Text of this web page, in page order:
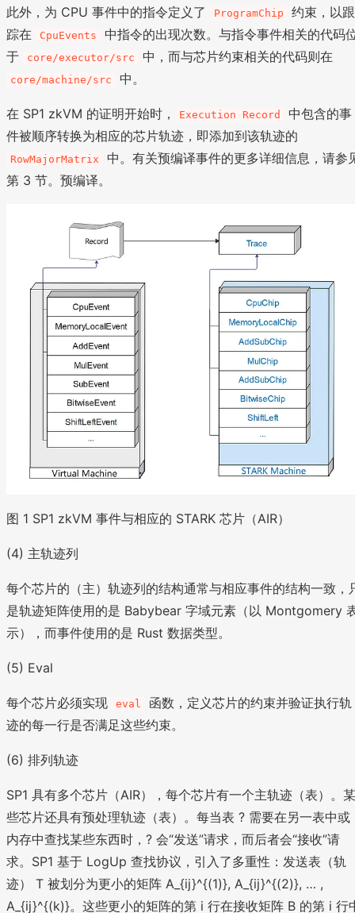
此外，为 CPU 事件中的指令定义了
ProgramChip
约束，以跟
踪在
CpuEvents
中指令的出现次数。与指令事件相关的代码
于
core/executor/src 中，而与芯片约束相关的代码则在
core/machine/src 中。
在 SP1 zkVM 的证明开始时， Execution Record
中包含的事
件被顺序转换为相应的芯片轨迹，即添加到该轨迹的
RowMajorMatrix
中。有关预编译事件的更多详细信息，请参
第 3 节。预编译。
图 1 SP1 zkVM 事件与相应的 STARK 芯片（AIR）
(4) 主轨迹列
每个芯片的（主）轨迹列的结构通常与相应事件的结构一致，
是轨迹矩阵使用的是 Babybear 字域元素（以 Montgomery
示），而事件使用的是 Rust 数据类型。
(5) Eval
每个芯片必须实现 eval
函数，定义芯片的约束并验证执行轨
迹的每一行是否满足这些约束。
(6) 排列轨迹
SP1 具有多个芯片（AIR），每个芯片有一个主轨迹（表）。某
些芯片还具有预处理轨迹（表）。每当表 ? 需要在另一表中或
内存中查找某些东西时，? 会“发送”请求，而后者会“接收”请
求。SP1 基于 LogUp 查找协议，引入了多重性：发送表（轨
迹） T 被划分为更小的矩阵 A_{ij}^{(1)}, A_{ij}^{(2)}, … ,
A_{ij}^{(k)}。这些更小的矩阵的第 i 行在接收矩阵 B 的第 i 行